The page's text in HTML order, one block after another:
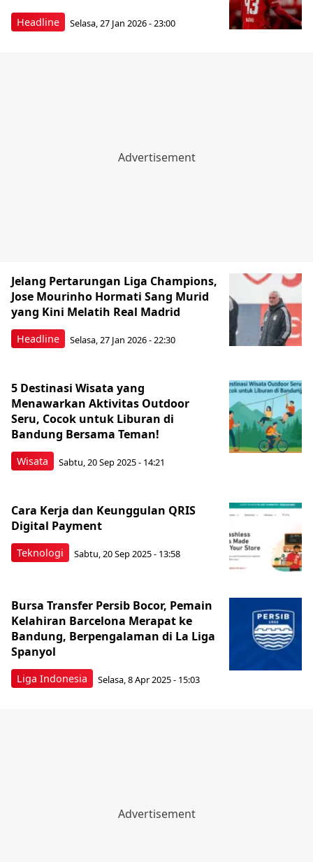
Headline Selasa, 27 Jan 2026 - 23:00
Headline
Jelang Pertarungan Liga Champions,
Jose Mourinho Hormati Sang Murid
yang Kini Melatih Real Madrid
Selasa, 27 Jan 2026 - 22:30
Wisata
5 Destinasi Wisata yang
Menawarkan Aktivitas Outdoor
Seru, Cocok untuk Liburan di
Bandung Bersama Teman!
Sabtu, 20 Sep 2025 - 14:21
Teknologi
Cara Kerja dan Keunggulan QRIS
Digital Payment
Sabtu, 20 Sep 2025 - 13:58
Liga Indonesia
Bursa Transfer Persib Bocor, Pemain
Kelahiran Barcelona Merapat ke
Bandung, Berpengalaman di La Liga
Spanyol
Selasa, 8 Apr 2025 - 15:03